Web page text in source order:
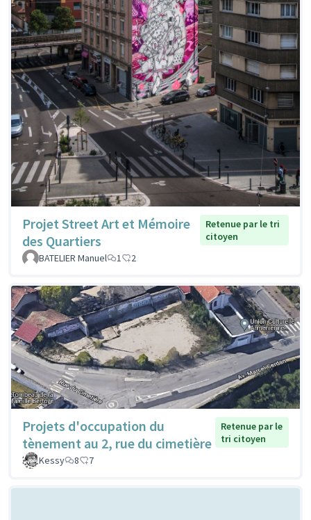
Projet Street Art et Mémoire
des Quartiers
Retenue par le tri
citoyen
BATELIER Manuel
1 2
Projets d'occupation du
tènement au 2, rue du cimetière
Retenue par le
tri citoyen
Kessy
8 7